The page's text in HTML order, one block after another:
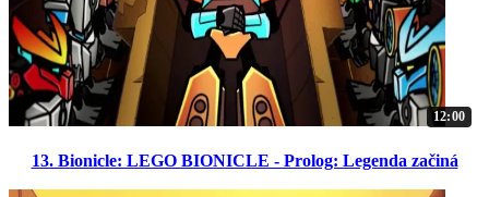
12:00
13. Bionicle: LEGO BIONICLE - Prolog: Legenda začiná